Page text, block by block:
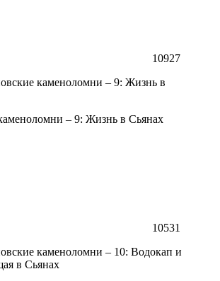
10927
– 9: Жизнь в Сьянах
10531